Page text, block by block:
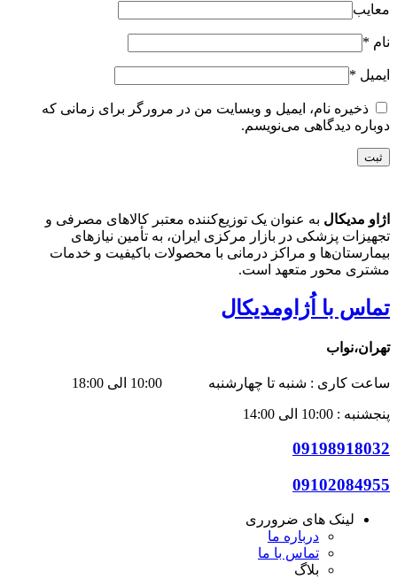
معایب
نام *
ایمیل *
ذخیره نام، ایمیل و وبسایت من در مرورگر برای زمانی که
دوباره دیدگاهی می‌نویسم.
اژاو مدیکال به عنوان یک توزیع‌کننده معتبر کالاهای مصرفی و
تجهیزات پزشکی در بازار مرکزی ایران، به تأمین نیازهای
بیمارستان‌ها و مراکز درمانی با محصولات باکیفیت و خدمات
مشتری محور متعهد است.
تماس با اُژاومدیکال
تهران،نواب
ساعت کاری : شنبه تا چهارشنبه 10:00 الی 18:00
پنجشنبه : 10:00 الی 14:00
09198918032
09102084955
لینک های ضرورری
درباره ما
تماس با ما
بلاگ